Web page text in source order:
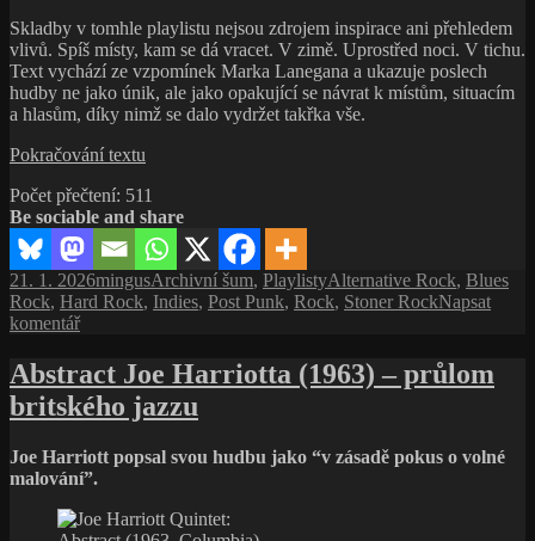
Skladby v tomhle playlistu nejsou zdrojem inspirace ani přehledem
vlivů. Spíš místy, kam se dá vracet. V zimě. Uprostřed noci. V tichu.
Text vychází ze vzpomínek Marka Lanegana a ukazuje poslech
hudby ne jako únik, ale jako opakující se návrat k místům, situacím
a hlasům, díky nimž se dalo vydržet takřka vše.
Pokračování textu
Lanegan
poslouchá
Počet přečtení: 511
Be sociable and share
Publikováno:
21. 1. 2026Autor:
mingusRubriky:
Archivní šum, PlaylistyŠtítky:
Alternative Rock, Blues
Rock, Hard Rock, Indies, Post Punk, Rock, Stoner RockNapsat
komentářpro
názvem
Playlist
Lanegan
poslouchá
Abstract Joe Harriotta (1963) – průlom
britského jazzu
Joe Harriott popsal svou hudbu jako “v zásadě pokus o volné
malování”.